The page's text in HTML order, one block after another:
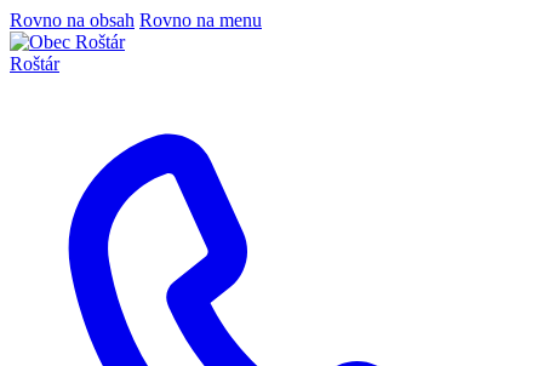
Rovno na obsah Rovno na menu
Roštár